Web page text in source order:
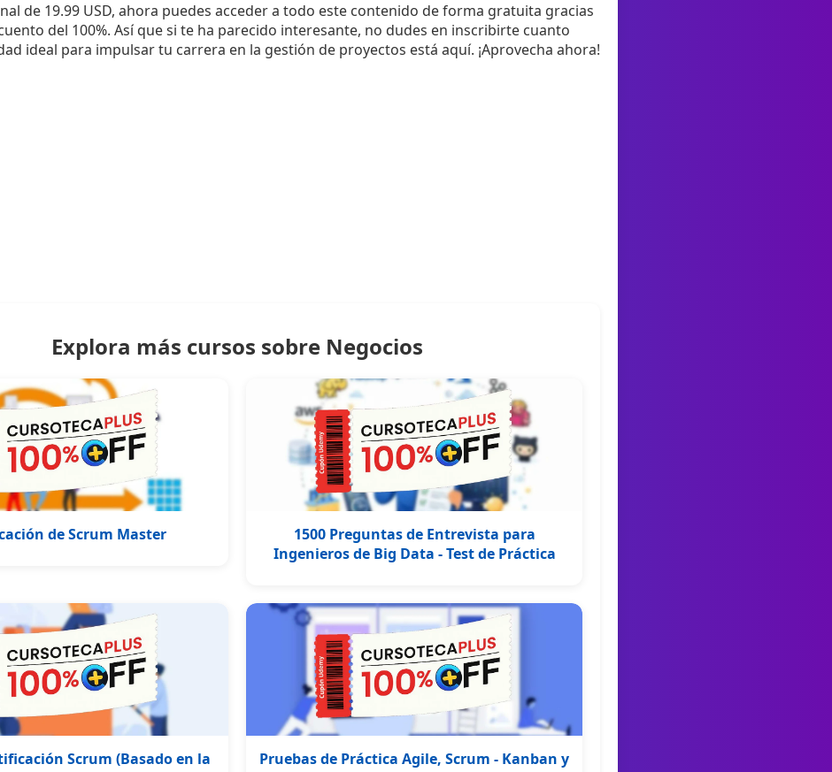
de 19.99 USD, ahora puedes acceder a todo este contenido de forma gratuita gracias
del 100%. Así que si te ha parecido interesante, no dudes en inscribirte cuanto
ideal para impulsar tu carrera en la gestión de proyectos está aquí. ¡Aprovecha ahora!
Explora más cursos sobre Negocios
de Scrum Master
1500 Preguntas de Entrevista para
Ingenieros de Big Data - Test de Práctica
Scrum (Basado en la
Pruebas de Práctica Agile, Scrum - Kanban y